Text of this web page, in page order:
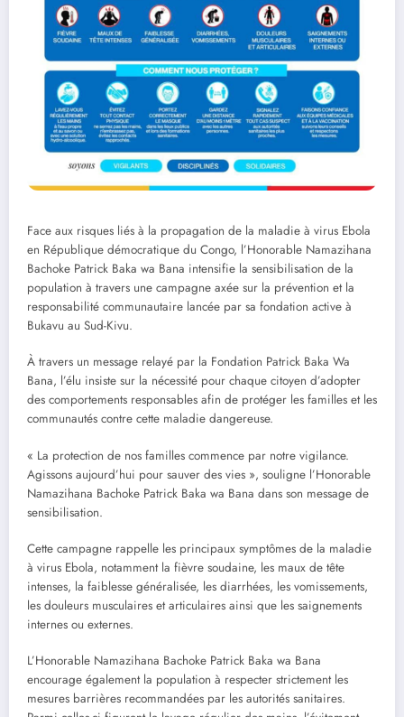
Face aux risques liés à la propagation de la maladie à virus Ebola
en République démocratique du Congo, l’Honorable Namazihana
Bachoke Patrick Baka wa Bana intensifie la sensibilisation de la
population à travers une campagne axée sur la prévention et la
responsabilité communautaire lancée par sa fondation active à
Bukavu au Sud-Kivu.
À travers un message relayé par la Fondation Patrick Baka Wa
Bana, l’élu insiste sur la nécessité pour chaque citoyen d’adopter
des comportements responsables afin de protéger les familles et les
communautés contre cette maladie dangereuse.
« La protection de nos familles commence par notre vigilance.
Agissons aujourd’hui pour sauver des vies », souligne l’Honorable
Namazihana Bachoke Patrick Baka wa Bana dans son message de
sensibilisation.
Cette campagne rappelle les principaux symptômes de la maladie
à virus Ebola, notamment la fièvre soudaine, les maux de tête
intenses, la faiblesse généralisée, les diarrhées, les vomissements,
les douleurs musculaires et articulaires ainsi que les saignements
internes ou externes.
L’Honorable Namazihana Bachoke Patrick Baka wa Bana
encourage également la population à respecter strictement les
mesures barrières recommandées par les autorités sanitaires.